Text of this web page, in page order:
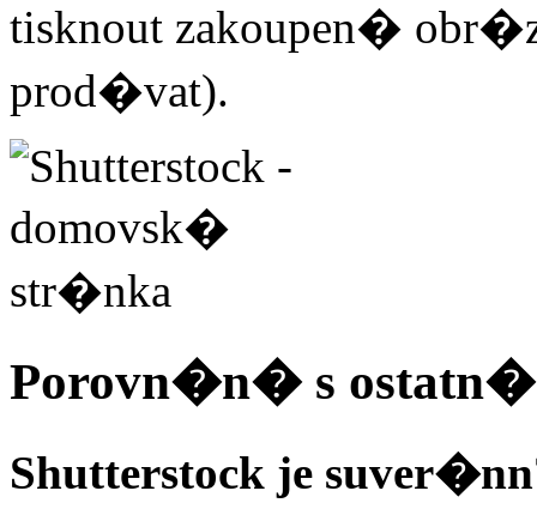
tisknout zakoupen�
prod�vat).
Porovn�n� s
Shutterstock je